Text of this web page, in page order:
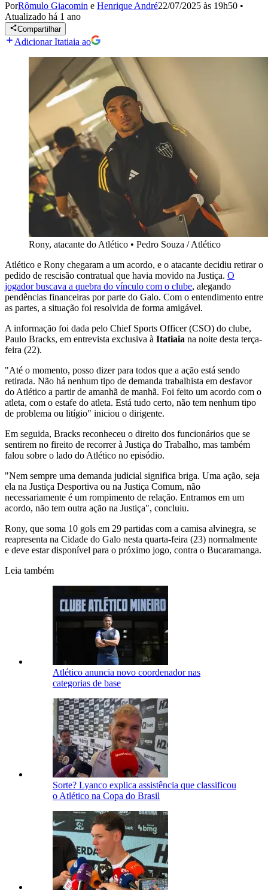
PorRômulo Giacomin e Henrique André22/07/2025 às 19h50 •
Atualizado há 1 ano
Compartilhar
Adicionar Itatiaia ao
Rony, atacante do Atlético • Pedro Souza / Atlético
Atlético e Rony chegaram a um acordo, e o atacante decidiu retirar o
pedido de rescisão contratual que havia movido na Justiça. O
jogador buscava a quebra do vínculo com o clube, alegando
pendências financeiras por parte do Galo. Com o entendimento entre
as partes, a situação foi resolvida de forma amigável.
A informação foi dada pelo Chief Sports Officer (CSO) do clube,
Paulo Bracks, em entrevista exclusiva à Itatiaia na noite desta terça-
feira (22).
"Até o momento, posso dizer para todos que a ação está sendo
retirada. Não há nenhum tipo de demanda trabalhista em desfavor
do Atlético a partir de amanhã de manhã. Foi feito um acordo com o
atleta, com o estafe do atleta. Está tudo certo, não tem nenhum tipo
de problema ou litígio" iniciou o dirigente.
Em seguida, Bracks reconheceu o direito dos funcionários que se
sentirem no fireito de recorrer à Justiça do Trabalho, mas também
falou sobre o lado do Atlético no episódio.
"Nem sempre uma demanda judicial significa briga. Uma ação, seja
ela na Justiça Desportiva ou na Justiça Comum, não
necessariamente é um rompimento de relação. Entramos em um
acordo, não tem outra ação na Justiça", concluiu.
Rony, que soma 10 gols em 29 partidas com a camisa alvinegra, se
reapresenta na Cidade do Galo nesta quarta-feira (23) normalmente
e deve estar disponível para o próximo jogo, contra o Bucaramanga.
Leia também
Atlético anuncia novo coordenador nas
categorias de base
Sorte? Lyanco explica assistência que classificou
o Atlético na Copa do Brasil